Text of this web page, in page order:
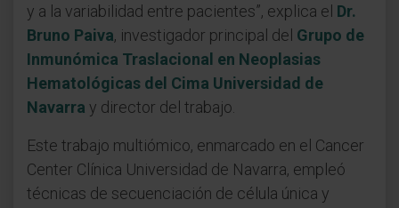
y a la variabilidad entre pacientes”, explica el Dr.
Bruno Paiva, investigador principal del Grupo de
Inmunómica Traslacional en Neoplasias
Hematológicas del Cima Universidad de
Navarra y director del trabajo.
Este trabajo multiómico, enmarcado en el Cancer
Center Clínica Universidad de Navarra, empleó
técnicas de secuenciación de célula única y